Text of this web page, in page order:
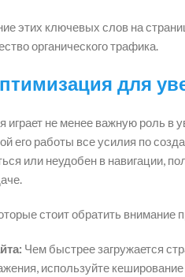
этих ключевых слов на
органического трафика.
для
играет не менее важную роль в
его работы все усилия по
или неудобен в навигации,
стоит обратить внимание
Чем быстрее загружается
используйте